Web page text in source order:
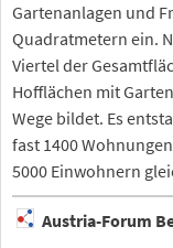
Gartenanlagen und
Quadratmetern ein.
Viertel der
Hofflächen mit
Wege bildet. Es
fast 1400
5000 Einwohnern
Austria-Forum